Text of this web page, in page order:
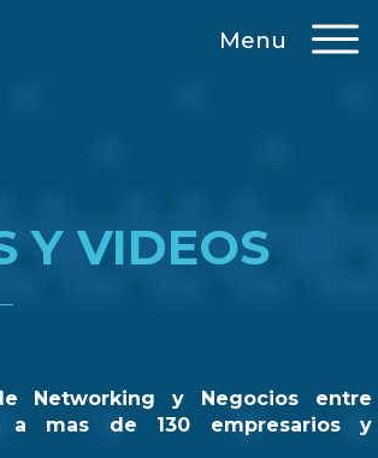
Menu
Y VIDEOS
Networking y Negocios entre
a mas de 130 empresarios y